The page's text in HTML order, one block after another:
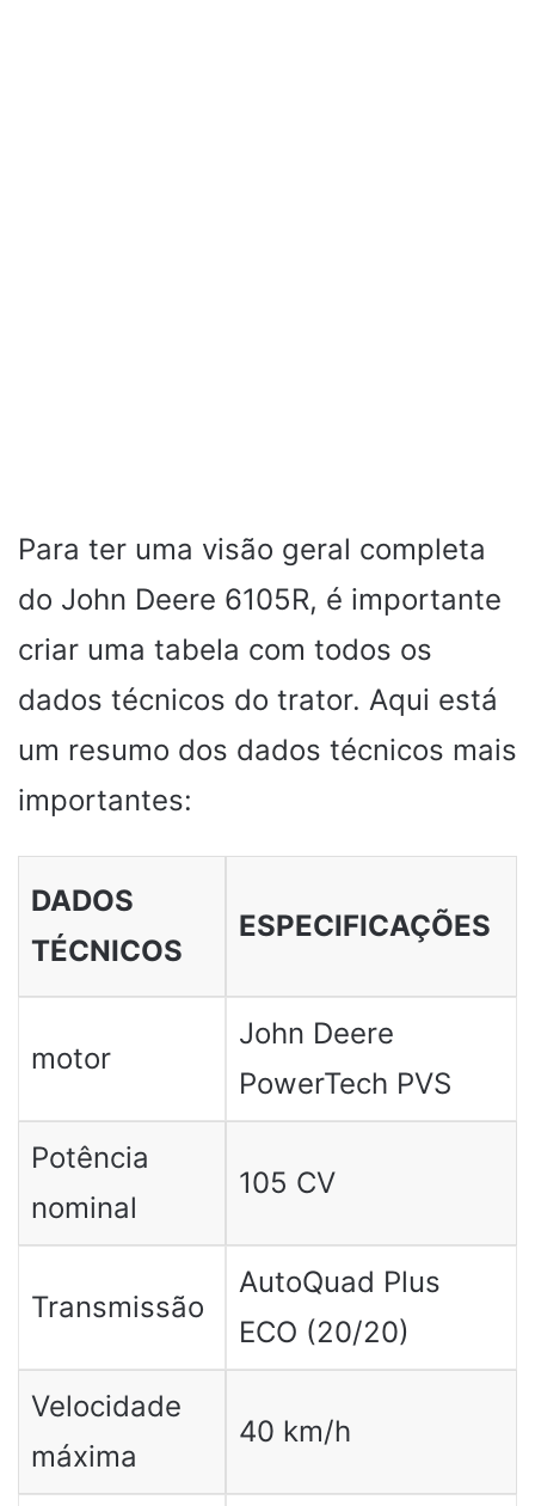
Para ter uma visão geral completa
do John Deere 6105R, é importante
criar uma tabela com todos os
dados técnicos do trator. Aqui está
um resumo dos dados técnicos mais
importantes:
DADOS
TÉCNICOS
ESPECIFICAÇÕES
motor
John Deere
PowerTech PVS
Potência
nominal
105 CV
Transmissão
AutoQuad Plus
ECO (20/20)
Velocidade
máxima
40 km/h